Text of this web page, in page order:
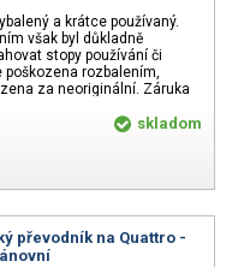
a krátce používaný.
však byl důkladně
stopy používání či
poškozena rozbalením,
za neoriginální. Záruka
skladom
převodník na Quattro -